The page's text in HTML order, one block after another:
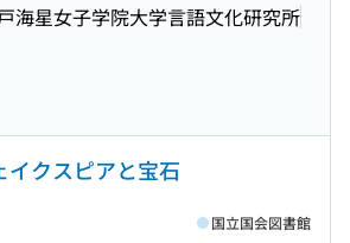
海星女子学院大学言語文化研究所
イクスピアと宝石
国立国会図書館